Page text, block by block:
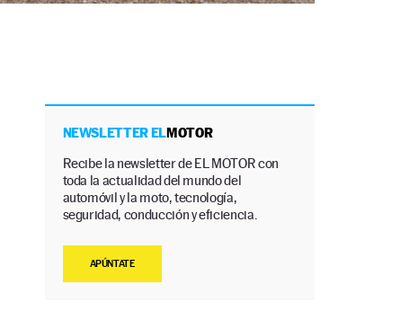
NEWSLETTER ELMOTOR
Recibe la newsletter de EL MOTOR con
toda la actualidad del mundo del
automóvil y la moto, tecnología,
seguridad, conducción y eficiencia.
APÚNTATE